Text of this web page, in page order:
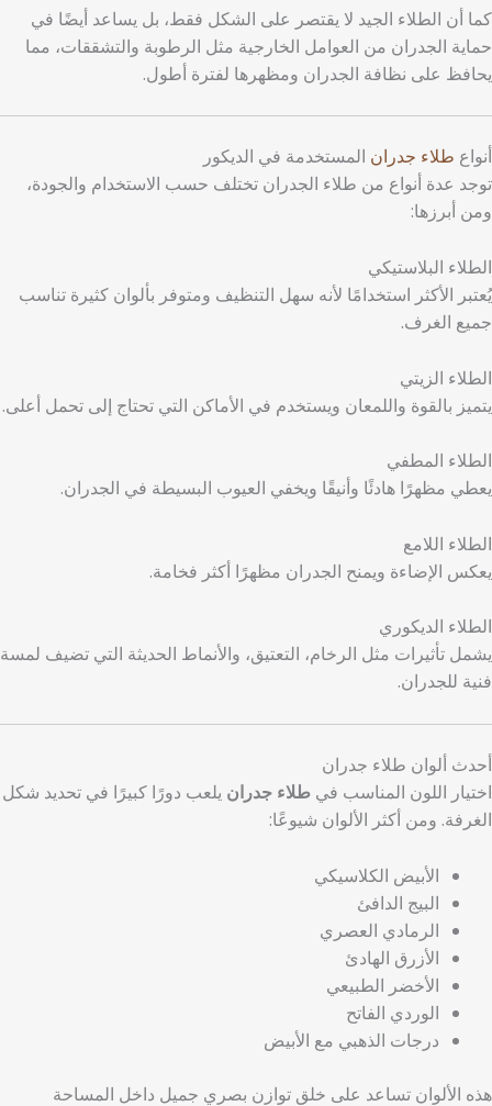
كما أن الطلاء الجيد لا يقتصر على الشكل فقط، بل يساعد أيضًا في
حماية الجدران من العوامل الخارجية مثل الرطوبة والتشققات، مما
يحافظ على نظافة الجدران ومظهرها لفترة أطول.
أنواع طلاء جدران المستخدمة في الديكور
توجد عدة أنواع من طلاء الجدران تختلف حسب الاستخدام والجودة،
ومن أبرزها:
الطلاء البلاستيكي
يُعتبر الأكثر استخدامًا لأنه سهل التنظيف ومتوفر بألوان كثيرة تناسب
جميع الغرف.
الطلاء الزيتي
يتميز بالقوة واللمعان ويستخدم في الأماكن التي تحتاج إلى تحمل أعلى.
الطلاء المطفي
يعطي مظهرًا هادئًا وأنيقًا ويخفي العيوب البسيطة في الجدران.
الطلاء اللامع
يعكس الإضاءة ويمنح الجدران مظهرًا أكثر فخامة.
الطلاء الديكوري
يشمل تأثيرات مثل الرخام، التعتيق، والأنماط الحديثة التي تضيف لمسة
فنية للجدران.
أحدث ألوان طلاء جدران
اختيار اللون المناسب في طلاء جدران يلعب دورًا كبيرًا في تحديد شكل
الغرفة. ومن أكثر الألوان شيوعًا:
الأبيض الكلاسيكي
البيج الدافئ
الرمادي العصري
الأزرق الهادئ
الأخضر الطبيعي
الوردي الفاتح
درجات الذهبي مع الأبيض
هذه الألوان تساعد على خلق توازن بصري جميل داخل المساحة